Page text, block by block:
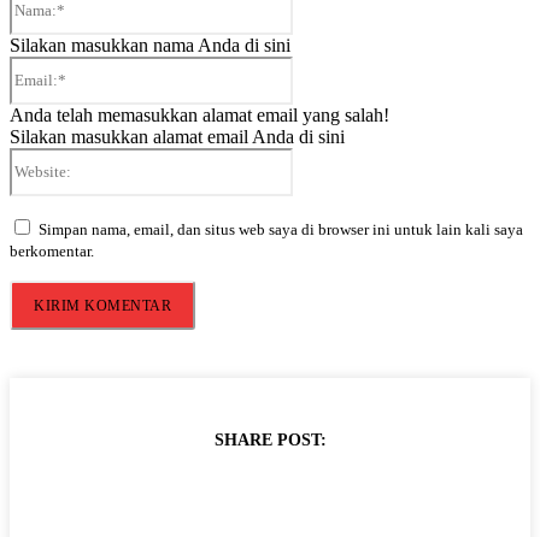
Silakan masukkan nama Anda di sini
Anda telah memasukkan alamat email yang salah!
Silakan masukkan alamat email Anda di sini
Simpan nama, email, dan situs web saya di browser ini untuk lain kali saya
berkomentar.
SHARE POST: